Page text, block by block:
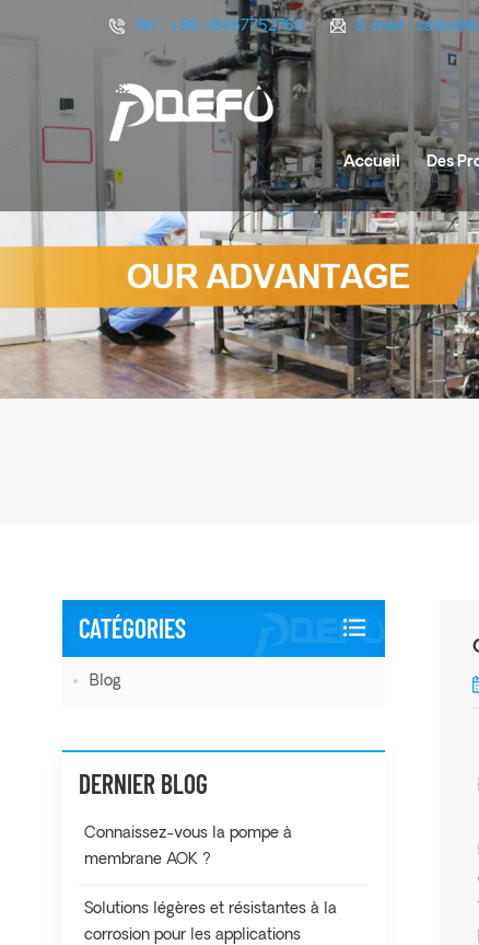
Tél : +86-18957752760 E-mail :
Accueil Des
CATÉGORIES
Blog
DERNIER BLOG
Connaissez-vous la pompe à
membrane AOK ?
Solutions légères et résistantes à la
corrosion pour les applications